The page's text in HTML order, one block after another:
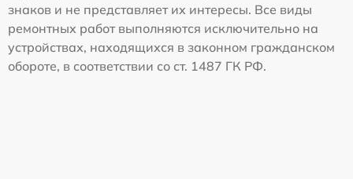
знаков и не представляет их интересы. Все виды
ремонтных работ выполняются исключительно на
устройствах, находящихся в законном гражданском
обороте, в соответствии со ст. 1487 ГК РФ.